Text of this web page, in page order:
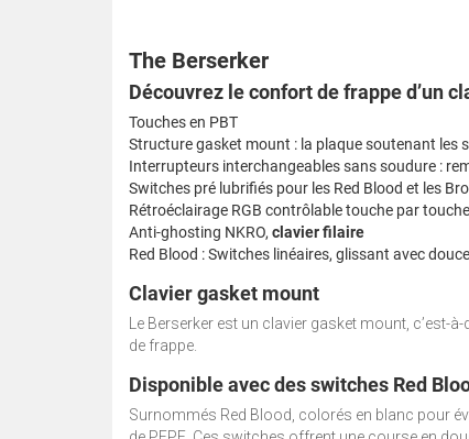
The Berserker
Découvrez le confort de frappe d’un
Touches en PBT
Structure gasket mount : la plaque soutenant les
Interrupteurs interchangeables sans soudure :
Switches pré lubrifiés pour les Red Blood et les
Rétroéclairage RGB contrôlable touche par touche
Anti-ghosting NKRO, clavier filaire
Red Blood : Switches linéaires, glissant avec
Clavier gasket mount
Le Berserker est un clavier gasket mount,
de frappe.
Disponible avec des switches Red
Surnommés Red Blood, colorés en blanc pour